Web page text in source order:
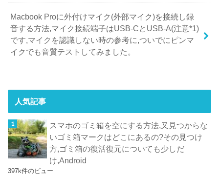
Macbook Proに外付けマイク(外部マイク)を接続し録
音する方法,マイク接続端子はUSB-CとUSB-A(注意*1)
です,マイクを認識しない時の参考に,ついでにピンマ
イクでも音質テストしてみました。
人気記事
スマホのゴミ箱を空にする方法,又見つからな
いゴミ箱マークはどこにあるの?その見つけ
方,ゴミ箱の復活復元についても少しだ
け,Android
397k件のビュー